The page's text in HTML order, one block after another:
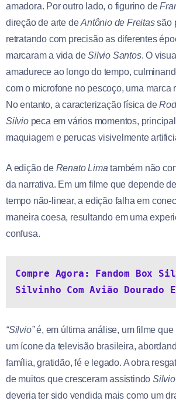
amadora. Por outro lado, o figurino de
direção de arte deAntônio de Freitassão
retratando com precisão as diferentes
marcaram a vida deSilvio Santos. O
amadurece ao longo do tempo,
com o microfone no pescoço, uma marca
No entanto, a caracterização física de
Silviopeca em vários momentos,
maquiagem e perucas visivelmente
A edição de Renato Lima também não
da narrativa. Em um filme que depende
tempo não-linear, a edição falha em
maneira coesa, resultando em uma
confusa.
Compre Agora: Fandom Box
Silvinho Com Avião Dourado
“Silvio”é, em última análise, um filme
um ícone da televisão brasileira,
família, gratidão, fé e legado. A obra
de muitos que cresceram assistindo
deveria ter sido vendida mais como um